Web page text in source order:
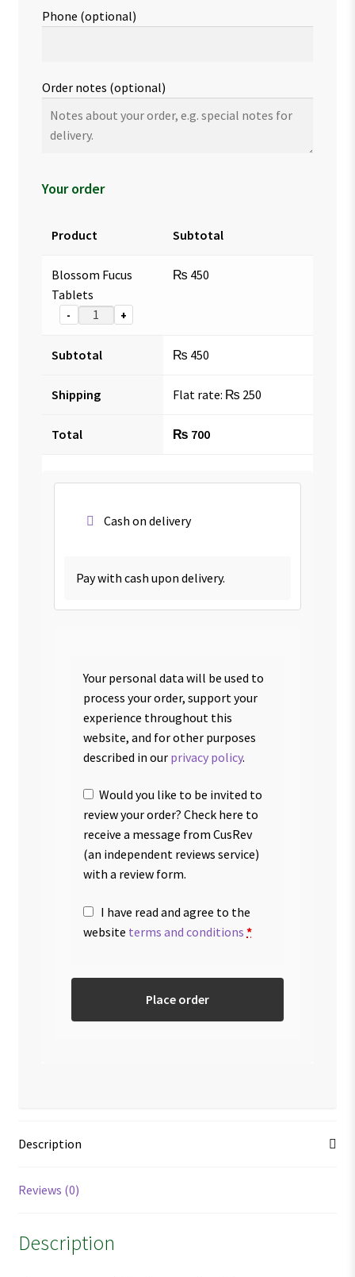
Phone (optional)
Order notes (optional)
Your order
Product Subtotal
Blossom Fucus
Tablets
- +
₨ 450
Subtotal ₨ 450
Shipping Flat rate: ₨ 250
Total ₨ 700
Cash on delivery
Pay with cash upon delivery.
Your personal data will be used to
process your order, support your
experience throughout this
website, and for other purposes
described in our privacy policy.
Would you like to be invited to
review your order? Check here to
receive a message from CusRev
(an independent reviews service)
with a review form.
I have read and agree to the
website terms and conditions *
Place order
Description
Reviews (0)
Description